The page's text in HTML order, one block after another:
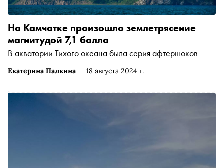
Екатерина Палкина 18 августа 2024 г.
На Камчатке произошло землетрясение
магнитудой 7,1 балла
В акватории Тихого океана была серия афтершоков